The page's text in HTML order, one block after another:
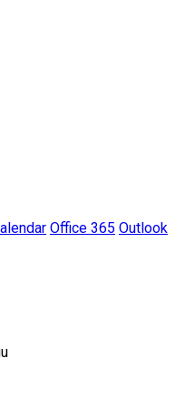
Office 365 Outlook